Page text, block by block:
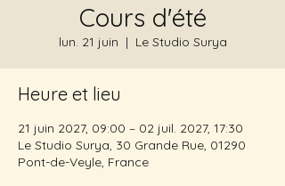
Cours d'été
lun. 21 juin
  |
Le Studio Surya
Heure et lieu
21 juin 2027, 09:00 – 02 juil. 2027, 17:30
Le Studio Surya, 30 Grande Rue, 01290
Pont-de-Veyle, France